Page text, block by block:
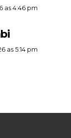
as 4:46 pm
as 5:14 pm